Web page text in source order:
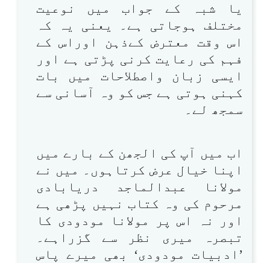
یا شبہ کے جواب میں نوعیت
مختلف ہوجاتی ہے۔ یعنی یہ کہ
اس وقت معترض کےذہن اوراس کے
فہم کی رعایت کرنی پڑتی ہے اور
ایسی زبان واصطلاحات میں بات
کہنی ہوتی ہے جس کو وہ آسانی سے
سمجھ لے۔
اب میں آپ کی الجھن کے بارے میں
اپنا خیال عرض کرتاہوں۔ میں نے
مولانا عبدالماجد دریابادی
مرحوم کی وہ کتاب نہیں پڑھی ہے
اور نہ اس پر مولانا مودودی کا
تبصرہ میری نظر سے گزراہے۔
’ادبیات مودودی‘ بھی میرے پاس